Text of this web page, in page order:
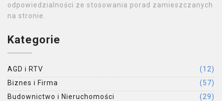
odpowiedzialności ze stosowania porad zamieszczanych
na stronie.
Kategorie
AGD i RTV
(12)
Biznes i Firma
(57)
Budownictwo i Nieruchomości
(29)